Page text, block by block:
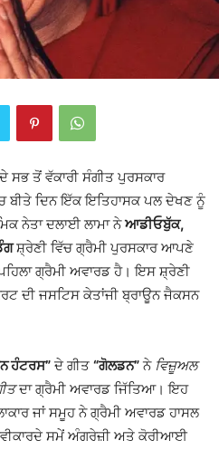
ਸਭ ਤੋਂ ਵੱਕਾਰੀ ਸੰਗੀਤ ਪੁਰਸਕਾਰ
ਬੀਤੇ ਦਿਨ ਇੱਕ ਇਤਿਹਾਸਕ ਪਲ ਦੇਖਣ ਨੂੰ
ਨੇਤਾ ਦਲਾਈ ਲਾਮਾ ਨੇਆਡੀਓਬੁੱਕ,
ਸ਼੍ਰੇਣੀ ਵਿੱਚ ਗ੍ਰੈਮੀ ਪੁਰਸਕਾਰ ਆਪਣੇ
ਗ੍ਰੈਮੀ ਅਵਾਰਡ ਹੈ। ਇਸ ਸ਼੍ਰੇਣੀ
ਦੀ ਜਸਟਿਸ ਕੇਤਾਂਜੀ ਬ੍ਰਾਊਨ ਜੈਕਸਨ
ਹੰਟਰਸ” ਦੇ ਗੀਤ “ਗੋਲਡਨ”ਨੇ ਵਿਜ਼ੂਅਲ
ਦਾ ਗ੍ਰੈਮੀ ਅਵਾਰਡ ਜਿੱਤਿਆ। ਇਹ
ਜਾਂ ਸਮੂਹ ਨੇ ਗ੍ਰੈਮੀ ਅਵਾਰਡ ਹਾਸਲ
ਸਮੇਂ ਅੰਗਰੇਜ਼ੀ ਅਤੇ ਕੋਰੀਆਈ